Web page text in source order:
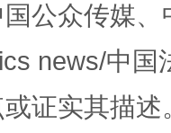
公众传媒
news/中
或证实其描